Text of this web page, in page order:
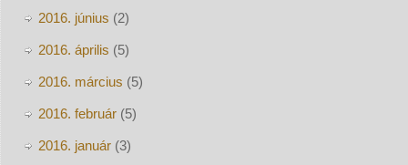
2016. június (2)
2016. április (5)
2016. március (5)
2016. február(5)
2016. január(3)